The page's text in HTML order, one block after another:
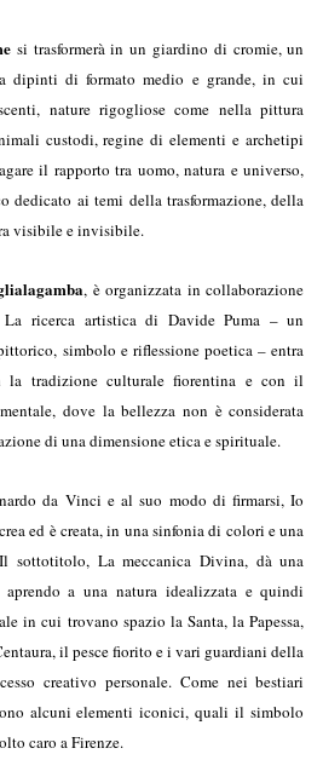
si trasformerà in un giardino di cromie, un
dipinti di formato medio e grande, in cui
nature rigogliose come nella pittura
custodi, regine di elementi e archetipi
il rapporto tra uomo, natura e universo,
dedicato ai temi della trasformazione, della
visibile e invisibile.
, è organizzata in collaborazione
ricerca artistica di Davide Puma – un
simbolo e riflessione poetica – entra
la tradizione culturale fiorentina e con il
dove la bellezza non è considerata
di una dimensione etica e spirituale.
da Vinci e al suo modo di firmarsi, Io
ed è creata, in una sinfonia di colori e una
La meccanica Divina, dà una
a una natura idealizzata e quindi
in cui trovano spazio la Santa, la Papessa,
il pesce fiorito e i vari guardiani della
creativo personale. Come nei bestiari
alcuni elementi iconici, quali il simbolo
caro a Firenze.